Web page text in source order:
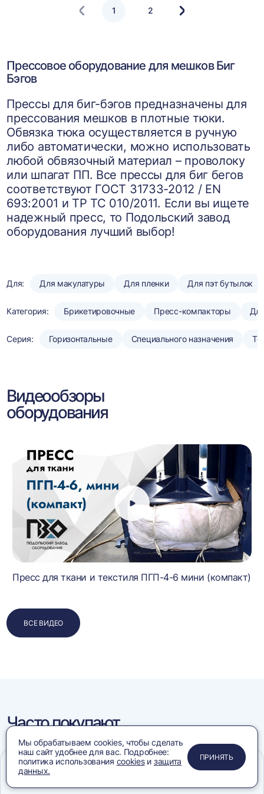
1 2
Следующая
Прессовое оборудование для мешков Биг
Бэгов
Прессы для биг-бэгов предназначены для
прессования мешков в плотные тюки.
Обвязка тюка осуществляется в ручную
либо автоматически, можно использовать
любой обвязочный материал – проволоку
или шпагат ПП. Все прессы для биг бегов
соответствуют ГОСТ 31733-2012 / EN
693:2001 и ТР ТС 010/2011. Если вы ищете
надежный пресс, то Подольский завод
оборудования лучший выбор!
Для: Для макулатуры Для пленки Для пэт бутылок
Категория: Брикетировочные Пресс-компакторы
Серия: Горизонтальные Специального назначения
Видеообзоры
оборудования
Пресс для ткани и текстиля ПГП-4-6 мини (компакт)
ВСЕ ВИДЕО
Часто покупают
В наличии
в
ПРИМЕНИТЬ
ЗАКРЫТЬ
ЗАКРЫТЬ
ЗАКРЫТЬ
Мы обрабатываем cookies, чтобы сделать
наш сайт удобнее для вас. Подробнее:
политика использования cookiesи защита
данных.
ПРИНЯТЬ